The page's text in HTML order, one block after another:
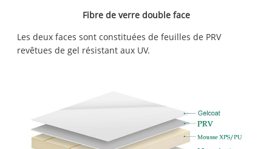
Fibre de verre double face
Les deux faces sont constituées de feuilles de PRV
revêtues de gel résistant aux UV.